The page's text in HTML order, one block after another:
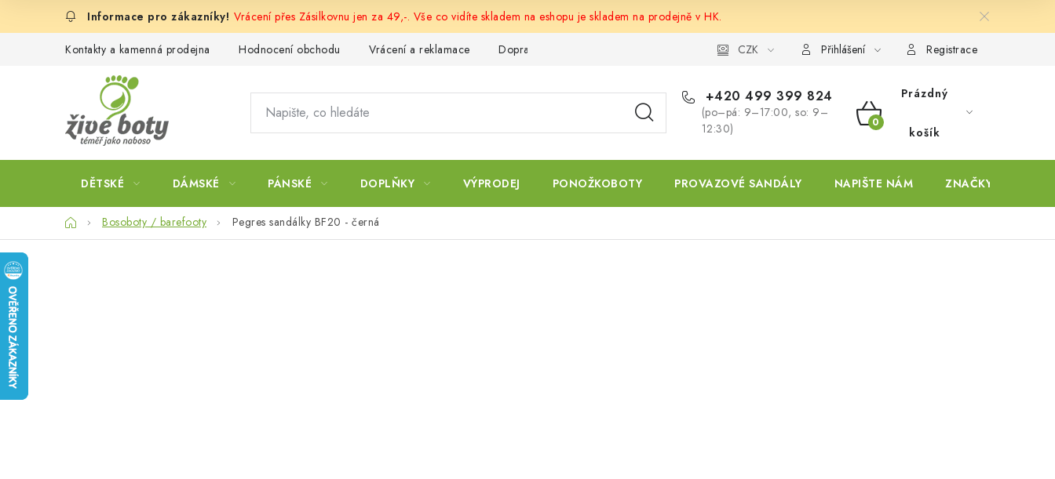
Vrácení přes Zásilkovnu jen za 49,-. Vše co vidíte skladem na eshopu je skladem na prodejně v HK.
Kontakty a kamenná prodejna Hodnocení obchodu Vrácení a reklamace Doprava a platba CZK Přihlášení Registrace
+420 499 399 824
(po–pá: 9–17:00, so: 9–
12:30)
NÁKUPNÍ
KOŠÍK
Prázdný
košík
DĚTSKÉ DÁMSKÉ PÁNSKÉ DOPLŇKY VÝPRODEJ PONOŽKOBOTY PROVAZOVÉ SANDÁLY NAPIŠTE NÁM ZNAČKY
DomůBosoboty / barefooty Pegres sandálky BF20 - černá